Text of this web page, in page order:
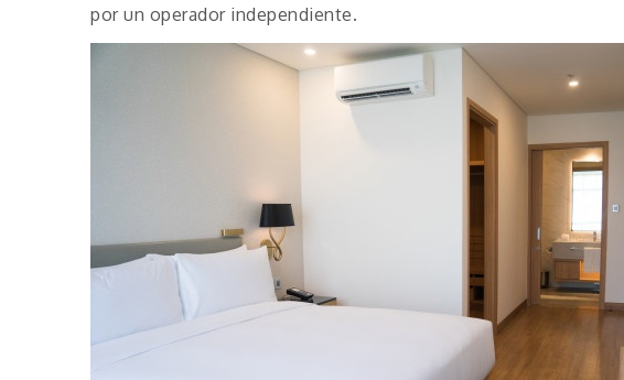
por un operador independiente.